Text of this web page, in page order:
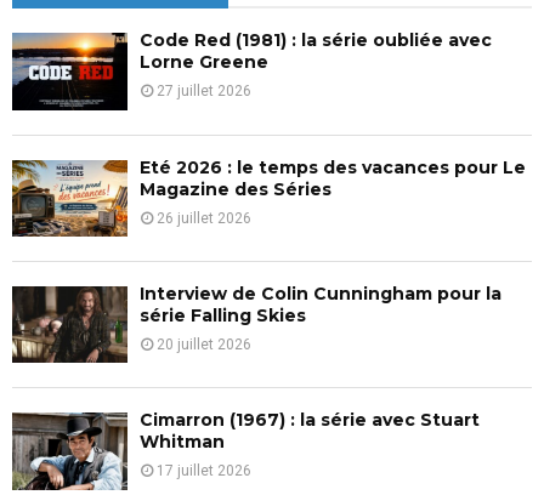
h
f
o
r
:
C
Code Red (1981) : la série oubliée avec
Lorne Greene
27 juillet 2026
Eté 2026 : le temps des vacances pour Le
Magazine des Séries
26 juillet 2026
Interview de Colin Cunningham pour la
série Falling Skies
20 juillet 2026
Cimarron (1967) : la série avec Stuart
Whitman
17 juillet 2026